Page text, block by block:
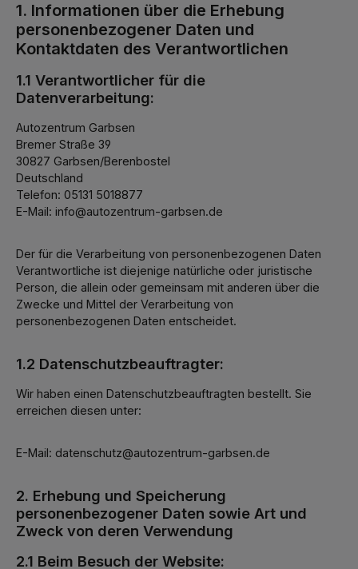
1. Informationen über die Erhebung
personenbezogener Daten und
Kontaktdaten des Verantwortlichen
1.1 Verantwortlicher für die
Datenverarbeitung:
Autozentrum Garbsen
Bremer Straße 39
30827 Garbsen/Berenbostel
Deutschland
Telefon: 05131 5018877
E-Mail: info@autozentrum-garbsen.de
Der für die Verarbeitung von personenbezogenen Daten
Verantwortliche ist diejenige natürliche oder juristische
Person, die allein oder gemeinsam mit anderen über die
Zwecke und Mittel der Verarbeitung von
personenbezogenen Daten entscheidet.
1.2 Datenschutzbeauftragter:
Wir haben einen Datenschutzbeauftragten bestellt. Sie
erreichen diesen unter:
E-Mail: datenschutz@autozentrum-garbsen.de
2. Erhebung und Speicherung
personenbezogener Daten sowie Art und
Zweck von deren Verwendung
2.1 Beim Besuch der Website: